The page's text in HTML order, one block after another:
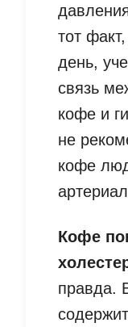
тот
день,
связь
кофе и
не
кофе
Кофе
правда.